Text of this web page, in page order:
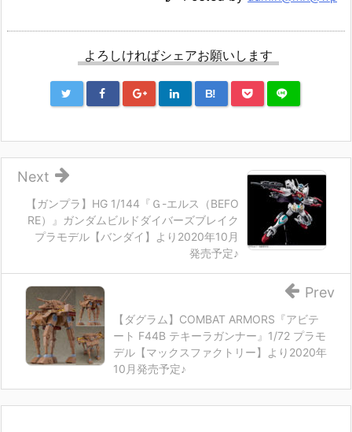
よろしければシェアお願いします
B!
【ガンプラ】HG 1/144『Ｇ-エルス（BEFO
RE）』ガンダムビルドダイバーズブレイク
プラモデル【バンダイ】より2020年10月
発売予定♪
Next
【ダグラム】COMBAT ARMORS『アビテ
ート F44B テキーラガンナー』1/72 プラモ
デル【マックスファクトリー】より2020年
10月発売予定♪
Prev